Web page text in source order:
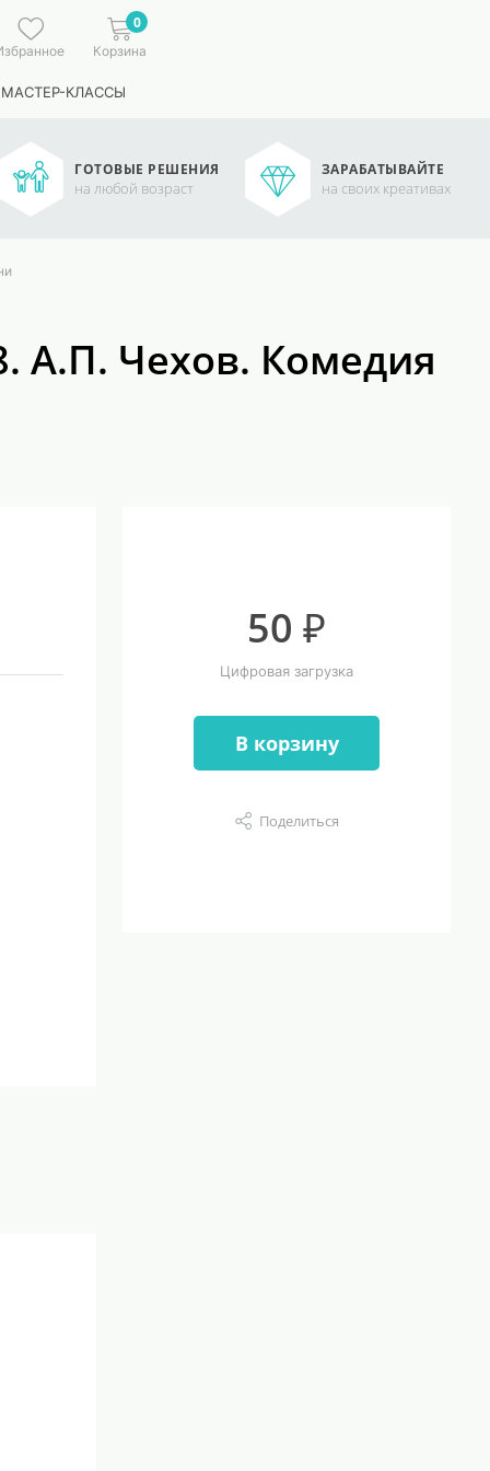
0
Корзина
КЛАССЫ
ГОТОВЫЕ РЕШЕНИЯ
на любой возраст
ЗАРАБАТЫВАЙТЕ
на своих креативах
А.П. Чехов. Комедия
50 ₽
Цифровая загрузка
В корзину
Поделиться